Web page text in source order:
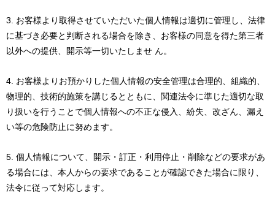
お客様より取得させていただいた個人情報は適切に管理し、法律
に基づき必要と判断される場合を除き、お客様の同意を得た第三者
以外への提供、開示等一切いたしませ ん。
お客様よりお預かりした個人情報の安全管理は合理的、組織的、
物理的、技術的施策を講じるとともに、関連法令に準じた適切な取
り扱いを行うことで個人情報への不正な侵入、紛失、改ざん、漏え
い等の危険防止に努めます。
個人情報について、開示・訂正・利用停止・削除などの要求があ
る場合には、本人からの要求であることが確認できた場合に限り、
法令に従って対応します。